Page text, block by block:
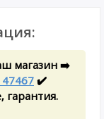
магазин ➡️
✔️
гарантия.